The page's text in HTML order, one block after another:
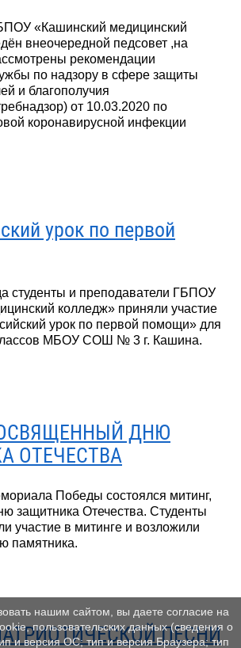
«Кашинский медицинский
внеочередной педсовет ,на
рекомендации
по надзору в сфере защиты
и благополучия
от 10.03.2020 по
коронавирусной инфекции
урок по первой
студенты и преподаватели ГБПОУ
колледж» приняли участие
урок по первой помощи» для
МБОУ СОШ № 3 г. Кашина.
ДНЮ
ОТЕЧЕСТВА
Победы состоялся митинг,
защитника Отечества. Студенты
участие в митинге и возложили
памятника.
ПЕСНИ
нашим сайтом, вы даете согласие на
пользовательских данных (сведения о
и версия ОС; тип и версия Браузера; тип